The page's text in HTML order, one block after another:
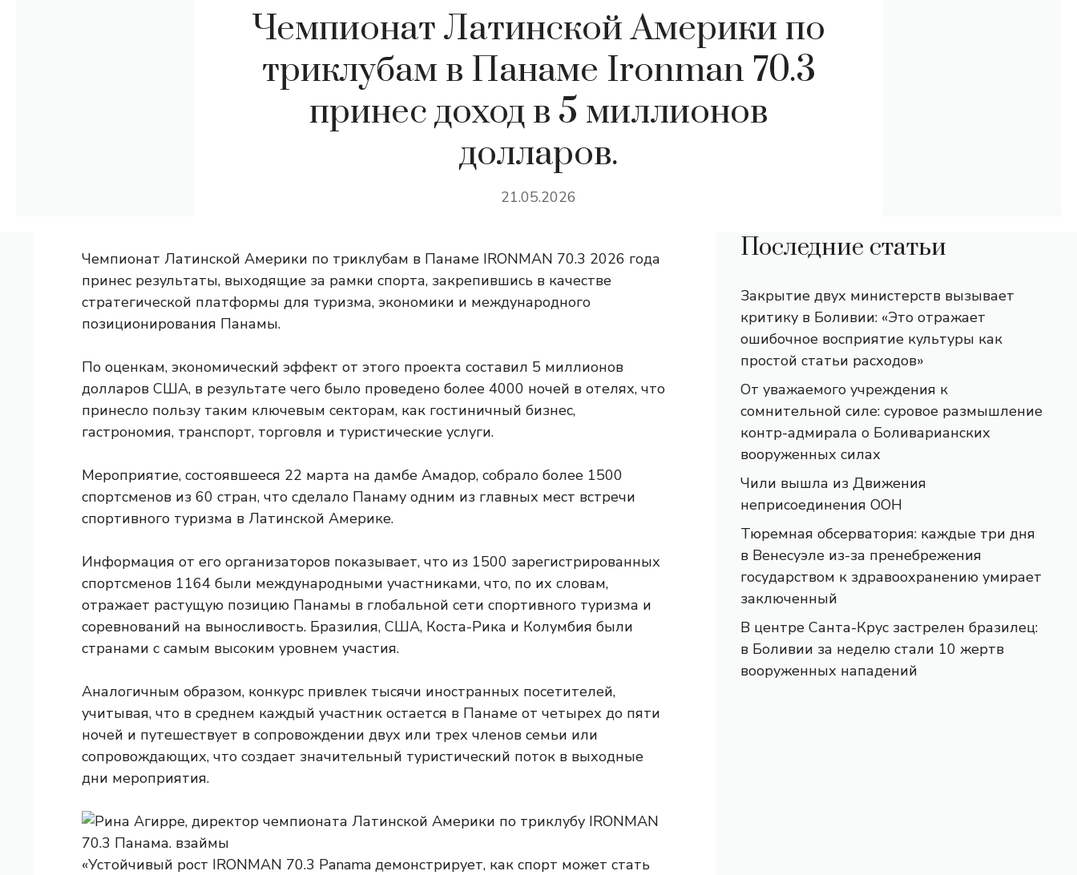
Чемпионат Латинской Америки по
триклубам в Панаме Ironman 70.3
принес доход в 5 миллионов
долларов.
21.05.2026
Чемпионат Латинской Америки по триклубам в Панаме IRONMAN 70.3 2026 года
принес результаты, выходящие за рамки спорта, закрепившись в качестве
стратегической платформы для туризма, экономики и международного
позиционирования Панамы.
По оценкам, экономический эффект от этого проекта составил 5 миллионов
долларов США, в результате чего было проведено более 4000 ночей в отелях, что
принесло пользу таким ключевым секторам, как гостиничный бизнес,
гастрономия, транспорт, торговля и туристические услуги.
Мероприятие, состоявшееся 22 марта на дамбе Амадор, собрало более 1500
спортсменов из 60 стран, что сделало Панаму одним из главных мест встречи
спортивного туризма в Латинской Америке.
Информация от его организаторов показывает, что из 1500 зарегистрированных
спортсменов 1164 были международными участниками, что, по их словам,
отражает растущую позицию Панамы в глобальной сети спортивного туризма и
соревнований на выносливость. Бразилия, США, Коста-Рика и Колумбия были
странами с самым высоким уровнем участия.
Аналогичным образом, конкурс привлек тысячи иностранных посетителей,
учитывая, что в среднем каждый участник остается в Панаме от четырех до пяти
ночей и путешествует в сопровождении двух или трех членов семьи или
сопровождающих, что создает значительный туристический поток в выходные
дни мероприятия.
«Устойчивый рост IRONMAN 70.3 Panama демонстрирует, как спорт может стать
Последние статьи
Закрытие двух министерств вызывает
критику в Боливии: «Это отражает
ошибочное восприятие культуры как
простой статьи расходов»
От уважаемого учреждения к
сомнительной силе: суровое размышление
контр-адмирала о Боливарианских
вооруженных силах
Чили вышла из Движения
неприсоединения ООН
Тюремная обсерватория: каждые три дня
в Венесуэле из-за пренебрежения
государством к здравоохранению умирает
заключенный
В центре Санта-Крус застрелен бразилец:
в Боливии за неделю стали 10 жертв
вооруженных нападений